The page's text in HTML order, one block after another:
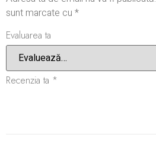
sunt marcate cu *
Evaluarea ta
Recenzia ta *